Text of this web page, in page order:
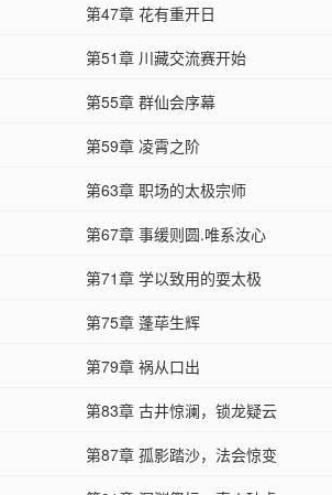
第47章 花有重开日
第51章 川藏交流赛开始
第55章 群仙会序幕
第59章 凌霄之阶
第63章 职场的太极宗师
第67章 事缓则圆.唯系汝心
第71章 学以致用的耍太极
第75章 蓬荜生辉
第79章 祸从口出
第83章 古井惊澜，锁龙疑云
第87章 孤影踏沙，法会惊变